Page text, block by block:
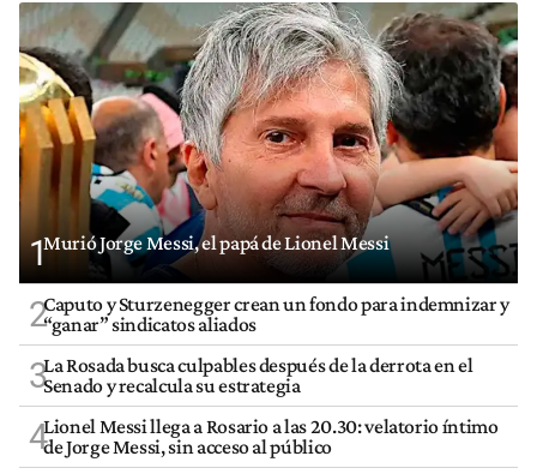
1Murió Jorge Messi, el papá de Lionel Messi
2Caputo y Sturzenegger crean un fondo para indemnizar y
“ganar” sindicatos aliados
3La Rosada busca culpables después de la derrota en el
Senado y recalcula su estrategia
4Lionel Messi llega a Rosario a las 20.30: velatorio íntimo
de Jorge Messi, sin acceso al público